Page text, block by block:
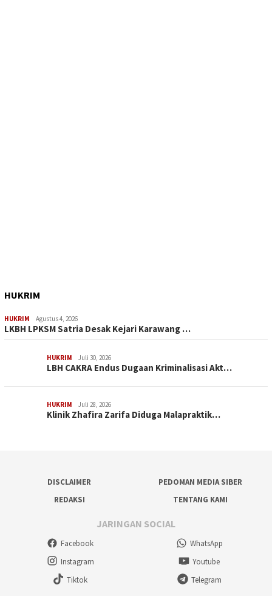
HUKRIM
HUKRIM Agustus 4, 2026
LKBH LPKSM Satria Desak Kejari Karawang …
HUKRIM Juli 30, 2026
LBH CAKRA Endus Dugaan Kriminalisasi Akt…
HUKRIM Juli 28, 2026
Klinik Zhafira Zarifa Diduga Malapraktik…
DISCLAIMER
PEDOMAN MEDIA SIBER
REDAKSI
TENTANG KAMI
JARINGAN SOCIAL
Facebook
WhatsApp
Instagram
Youtube
Tiktok
Telegram